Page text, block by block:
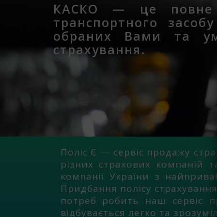
КАСКО — це повне
транспортного
обраних Вами та
страхування.
Поліс Є — сервіс продажу
різних страхових компаній
компанії України з
Придбання полісу
потреб робить наш сервіс
відбувається легко та